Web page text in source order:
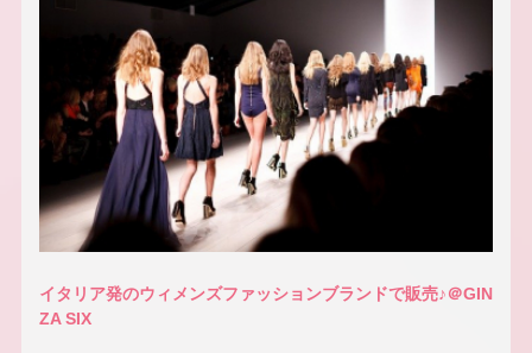
イタリア発のウィメンズファッションブランドで販売♪＠GIN
ZA SIX